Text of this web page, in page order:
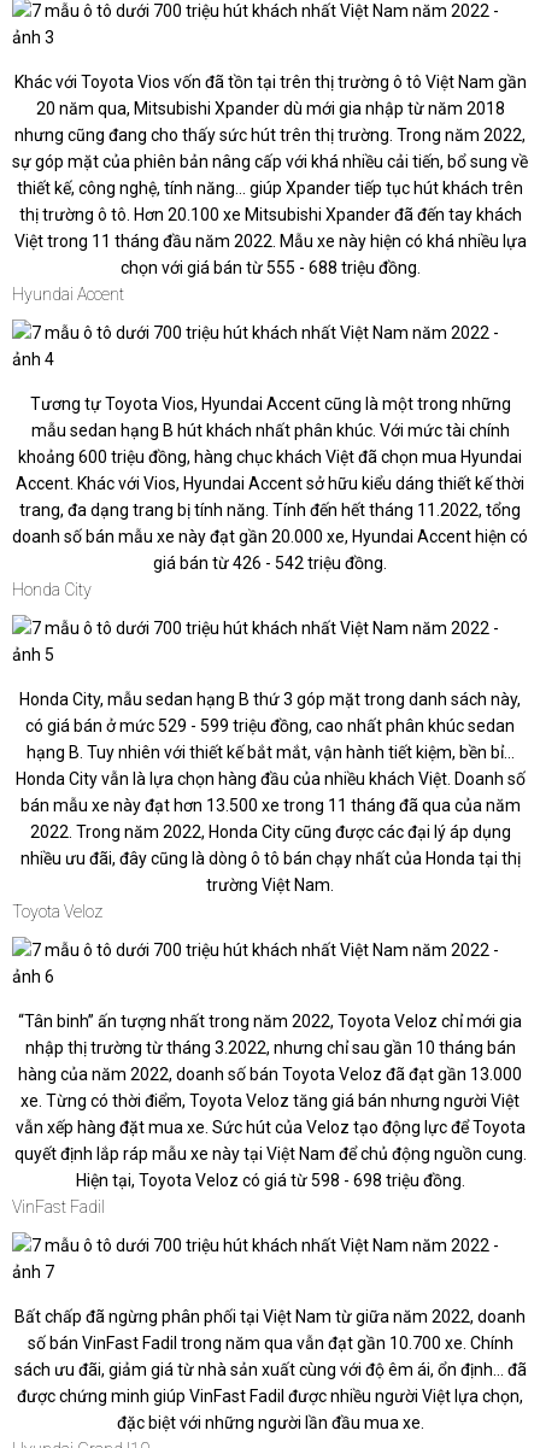
Khác với Toyota Vios vốn đã tồn tại trên thị trường ô tô Việt Nam gần
20 năm qua, Mitsubishi Xpander dù mới gia nhập từ năm 2018
nhưng cũng đang cho thấy sức hút trên thị trường. Trong năm 2022,
sự góp mặt của phiên bản nâng cấp với khá nhiều cải tiến, bổ sung về
thiết kế, công nghệ, tính năng... giúp Xpander tiếp tục hút khách trên
thị trường ô tô. Hơn 20.100 xe Mitsubishi Xpander đã đến tay khách
Việt trong 11 tháng đầu năm 2022. Mẫu xe này hiện có khá nhiều lựa
chọn với giá bán từ 555 - 688 triệu đồng.
Hyundai Accent
Tương tự Toyota Vios, Hyundai Accent cũng là một trong những
mẫu sedan hạng B hút khách nhất phân khúc. Với mức tài chính
khoảng 600 triệu đồng, hàng chục khách Việt đã chọn mua Hyundai
Accent. Khác với Vios, Hyundai Accent sở hữu kiểu dáng thiết kế thời
trang, đa dạng trang bị tính năng. Tính đến hết tháng 11.2022, tổng
doanh số bán mẫu xe này đạt gần 20.000 xe, Hyundai Accent hiện có
giá bán từ 426 - 542 triệu đồng.
Honda City
Honda City, mẫu sedan hạng B thứ 3 góp mặt trong danh sách này,
có giá bán ở mức 529 - 599 triệu đồng, cao nhất phân khúc sedan
hạng B. Tuy nhiên với thiết kế bắt mắt, vận hành tiết kiệm, bền bỉ...
Honda City vẫn là lựa chọn hàng đầu của nhiều khách Việt. Doanh số
bán mẫu xe này đạt hơn 13.500 xe trong 11 tháng đã qua của năm
2022. Trong năm 2022, Honda City cũng được các đại lý áp dụng
nhiều ưu đãi, đây cũng là dòng ô tô bán chạy nhất của Honda tại thị
trường Việt Nam.
Toyota Veloz
“Tân binh” ấn tượng nhất trong năm 2022, Toyota Veloz chỉ mới gia
nhập thị trường từ tháng 3.2022, nhưng chỉ sau gần 10 tháng bán
hàng của năm 2022, doanh số bán Toyota Veloz đã đạt gần 13.000
xe. Từng có thời điểm, Toyota Veloz tăng giá bán nhưng người Việt
vẫn xếp hàng đặt mua xe. Sức hút của Veloz tạo động lực để Toyota
quyết định lắp ráp mẫu xe này tại Việt Nam để chủ động nguồn cung.
Hiện tại, Toyota Veloz có giá từ 598 - 698 triệu đồng.
VinFast Fadil
Bất chấp đã ngừng phân phối tại Việt Nam từ giữa năm 2022, doanh
số bán VinFast Fadil trong năm qua vẫn đạt gần 10.700 xe. Chính
sách ưu đãi, giảm giá từ nhà sản xuất cùng với độ êm ái, ổn định... đã
được chứng minh giúp VinFast Fadil được nhiều người Việt lựa chọn,
đặc biệt với những người lần đầu mua xe.